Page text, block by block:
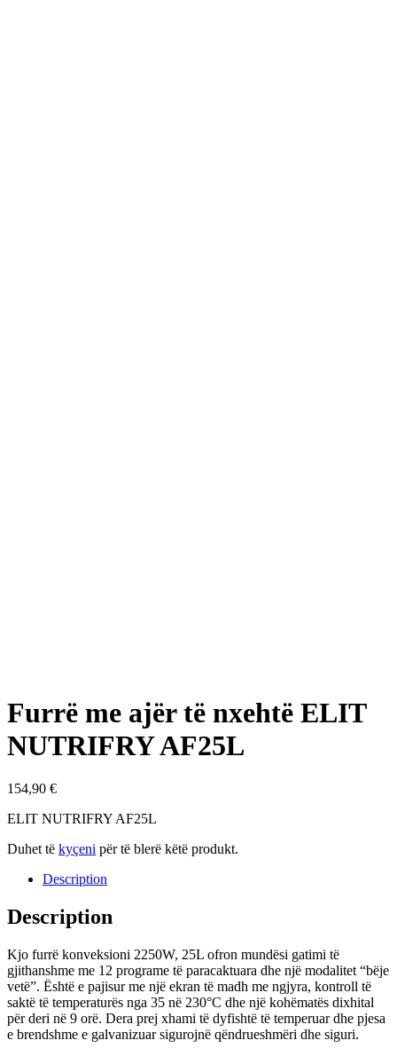
Furrë me ajër të nxehtë ELIT
NUTRIFRY AF25L
154,90 €
ELIT NUTRIFRY AF25L
Duhet të kyçeni për të blerë këtë produkt.
Description
Description
Kjo furrë konveksioni 2250W, 25L ofron mundësi gatimi të
gjithanshme me 12 programe të paracaktuara dhe një modalitet “bëje
vetë”. Është e pajisur me një ekran të madh me ngjyra, kontroll të
saktë të temperaturës nga 35 në 230°C dhe një kohëmatës dixhital
për deri në 9 orë. Dera prej xhami të dyfishtë të temperuar dhe pjesa
e brendshme e galvanizuar sigurojnë qëndrueshmëri dhe siguri.